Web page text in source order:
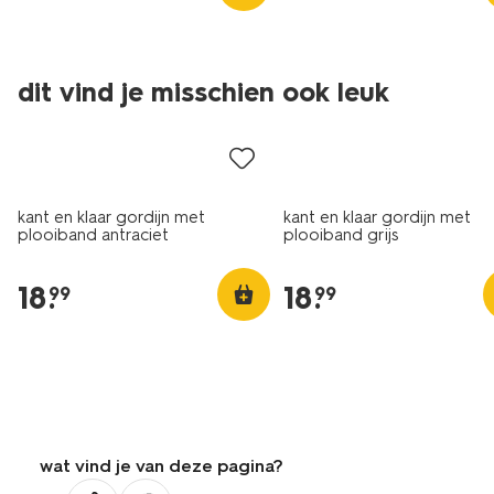
dit vind je misschien ook leuk
kant en klaar gordijn met
plooiband antraciet
18.
99
kant en klaar gordijn met
plooiband grijs
18.
99
wat vind je van deze pagina?